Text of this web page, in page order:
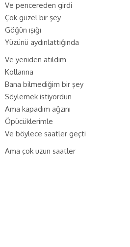
Ve pencereden girdi
Çok güzel bir şey
Göğün ışığı
Yüzünü aydınlattığında
Ve yeniden atıldım
Kollarına
Bana bilmediğim bir şey
Söylemek istiyordun
Ama kapadım ağzını
Öpücüklerimle
Ve böylece saatler geçti
Ama çok uzun saatler